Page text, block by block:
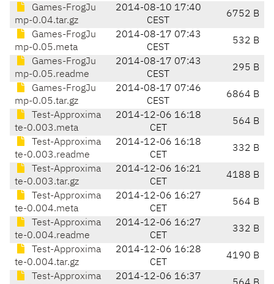
Games-FrogJu
mp-0.04.tar.gz
2014-08-10 17:40
CEST
6752 B
Games-FrogJu
mp-0.05.meta
2014-08-17 07:43
CEST
532 B
Games-FrogJu
mp-0.05.readme
2014-08-17 07:43
CEST
295 B
Games-FrogJu
mp-0.05.tar.gz
2014-08-17 07:46
CEST
6864 B
Test-Approxima
te-0.003.meta
2014-12-06 16:18
CET
564 B
Test-Approxima
te-0.003.readme
2014-12-06 16:18
CET
332 B
Test-Approxima
te-0.003.tar.gz
2014-12-06 16:21
CET
4188 B
Test-Approxima
te-0.004.meta
2014-12-06 16:27
CET
564 B
Test-Approxima
te-0.004.readme
2014-12-06 16:27
CET
332 B
Test-Approxima
te-0.004.tar.gz
2014-12-06 16:28
CET
4190 B
Test-Approxima
2014-12-06 16:37